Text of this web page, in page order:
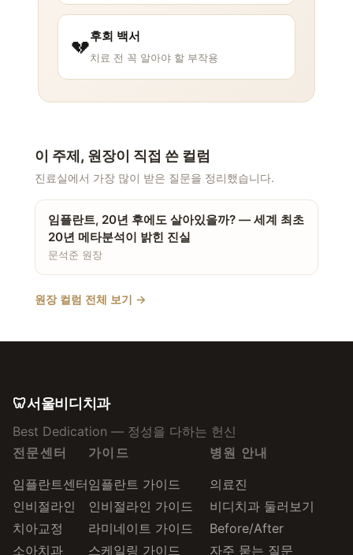
💔후회 백서
치료 전 꼭 알아야 할 부작용
이 주제, 원장이 직접 쓴 컬럼
진료실에서 가장 많이 받은 질문을 정리했습니다.
임플란트, 20년 후에도 살아있을까? — 세계 최초
20년 메타분석이 밝힌 진실
문석준 원장
원장 컬럼 전체 보기 →
🦷서울비디치과
Best Dedication — 정성을 다하는 헌신
전문센터
임플란트센터
인비절라인
치아교정
소아치과
가이드
임플란트 가이드
인비절라인 가이드
라미네이트 가이드
스케일링 가이드
병원 안내
의료진
비디치과 둘러보기
Before/After
자주 묻는 질문